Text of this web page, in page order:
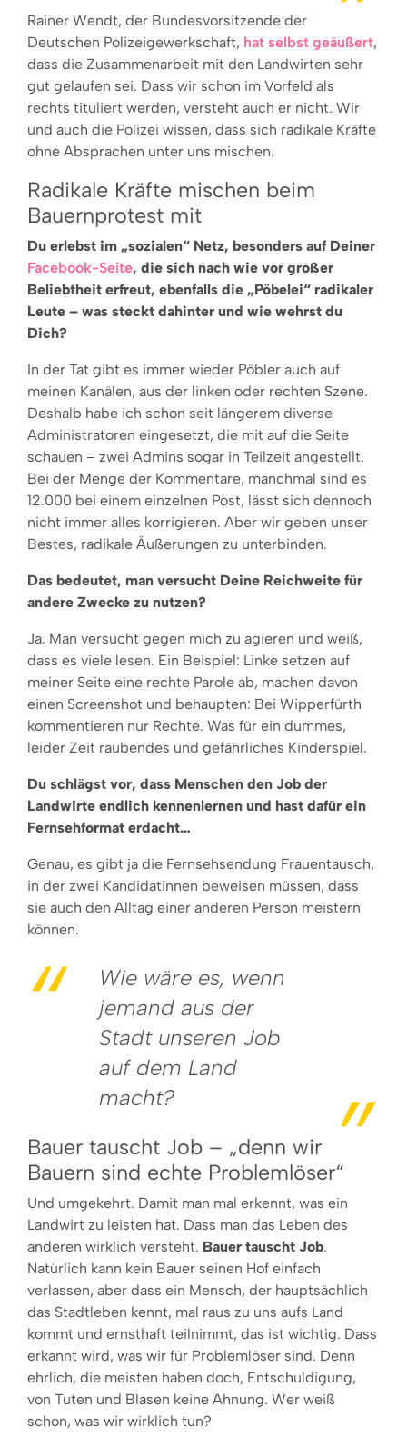
Rainer Wendt, der Bundesvorsitzende der
Deutschen Polizeigewerkschaft, hat selbst geäußert,
dass die Zusammenarbeit mit den Landwirten sehr
gut gelaufen sei. Dass wir schon im Vorfeld als
rechts tituliert werden, versteht auch er nicht. Wir
und auch die Polizei wissen, dass sich radikale Kräfte
ohne Absprachen unter uns mischen.
Radikale Kräfte mischen beim
Bauernprotest mit
Du erlebst im „sozialen“ Netz, besonders auf Deiner
Facebook-Seite, die sich nach wie vor großer
Beliebtheit erfreut, ebenfalls die „Pöbelei“ radikaler
Leute – was steckt dahinter und wie wehrst du
Dich?
In der Tat gibt es immer wieder Pöbler auch auf
meinen Kanälen, aus der linken oder rechten Szene.
Deshalb habe ich schon seit längerem diverse
Administratoren eingesetzt, die mit auf die Seite
schauen – zwei Admins sogar in Teilzeit angestellt.
Bei der Menge der Kommentare, manchmal sind es
12.000 bei einem einzelnen Post, lässt sich dennoch
nicht immer alles korrigieren. Aber wir geben unser
Bestes, radikale Äußerungen zu unterbinden.
Das bedeutet, man versucht Deine Reichweite für
andere Zwecke zu nutzen?
Ja. Man versucht gegen mich zu agieren und weiß,
dass es viele lesen. Ein Beispiel: Linke setzen auf
meiner Seite eine rechte Parole ab, machen davon
einen Screenshot und behaupten: Bei Wipperfürth
kommentieren nur Rechte. Was für ein dummes,
leider Zeit raubendes und gefährliches Kinderspiel.
Du schlägst vor, dass Menschen den Job der
Landwirte endlich kennenlernen und hast dafür ein
Fernsehformat erdacht…
Genau, es gibt ja die Fernsehsendung Frauentausch,
in der zwei Kandidatinnen beweisen müssen, dass
sie auch den Alltag einer anderen Person meistern
können.
Wie wäre es, wenn
jemand aus der
Stadt unseren Job
auf dem Land
macht?
Bauer tauscht Job – „denn wir
Bauern sind echte Problemlöser“
Und umgekehrt. Damit man mal erkennt, was ein
Landwirt zu leisten hat. Dass man das Leben des
anderen wirklich versteht. Bauer tauscht Job.
Natürlich kann kein Bauer seinen Hof einfach
verlassen, aber dass ein Mensch, der hauptsächlich
das Stadtleben kennt, mal raus zu uns aufs Land
kommt und ernsthaft teilnimmt, das ist wichtig. Dass
erkannt wird, was wir für Problemlöser sind. Denn
ehrlich, die meisten haben doch, Entschuldigung,
von Tuten und Blasen keine Ahnung. Wer weiß
schon, was wir wirklich tun?